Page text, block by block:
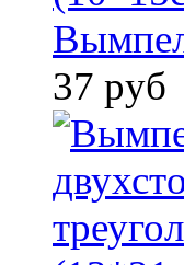
37 руб